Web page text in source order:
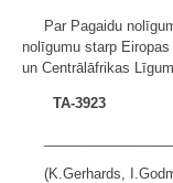
Par Pagaidu
nolīgumu starp
un Centrālāfrikas
TA-3923
(K.Gerhards,